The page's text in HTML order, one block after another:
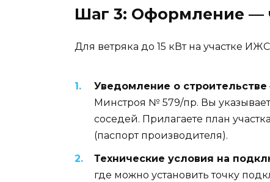
Шаг 3: Оформление —
Для ветряка до 15 кВт на участке
Уведомление о строительстве
Минстроя № 579/пр. Вы
соседей. Прилагаете план
(паспорт производителя).
Технические условия на
где можно установить точку